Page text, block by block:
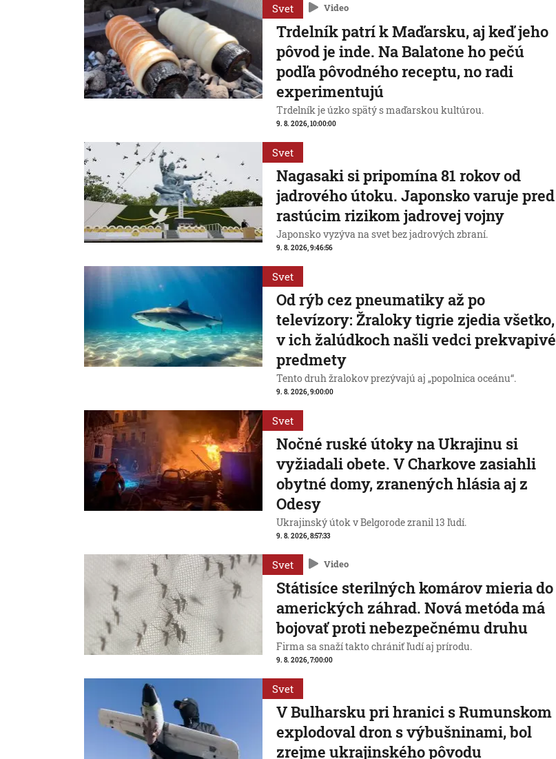
Svet Video
Trdelník patrí k Maďarsku, aj keď jeho
pôvod je inde. Na Balatone ho pečú
podľa pôvodného receptu, no radi
experimentujú
Trdelník je úzko spätý s maďarskou kultúrou.
9. 8. 2026, 10:00:00
Svet
Nagasaki si pripomína 81 rokov od
jadrového útoku. Japonsko varuje pred
rastúcim rizikom jadrovej vojny
Japonsko vyzýva na svet bez jadrových zbraní.
9. 8. 2026, 9:46:56
Svet
Od rýb cez pneumatiky až po
televízory: Žraloky tigrie zjedia všetko,
v ich žalúdkoch našli vedci prekvapivé
predmety
Tento druh žralokov prezývajú aj „popolnica oceánu“.
9. 8. 2026, 9:00:00
Svet
Nočné ruské útoky na Ukrajinu si
vyžiadali obete. V Charkove zasiahli
obytné domy, zranených hlásia aj z
Odesy
Ukrajinský útok v Belgorode zranil 13 ľudí.
9. 8. 2026, 8:57:33
Svet Video
Státisíce sterilných komárov mieria do
amerických záhrad. Nová metóda má
bojovať proti nebezpečnému druhu
Firma sa snaží takto chrániť ľudí aj prírodu.
9. 8. 2026, 7:00:00
Svet
V Bulharsku pri hranici s Rumunskom
explodoval dron s výbušninami, bol
zrejme ukrajinského pôvodu